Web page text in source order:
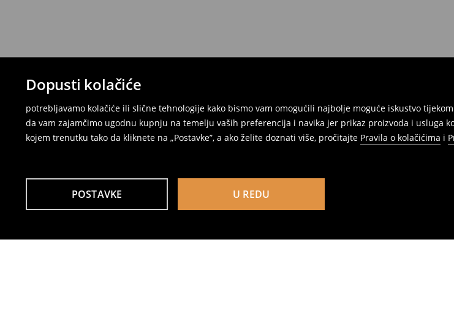
Dopusti kolačiće
potrebljavamo kolačiće ili slične tehnologije kako bismo vam omogućili najbolje moguće iskustvo
da vam zajamčimo ugodnu kupnju na temelju vaših preferencija i navika jer prikaz proizvoda i
kojem trenutku tako da kliknete na „Postavke”, a ako želite doznati više, pročitajte Pravila o kolačićima i
POSTAVKE U REDU